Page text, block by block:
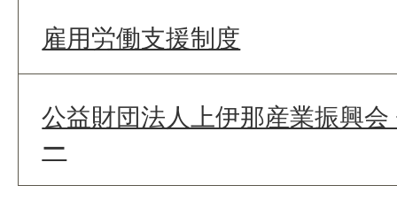
雇用労働支援制度
公益財団法人上伊那産業振興
ー